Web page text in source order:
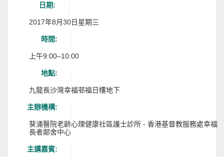
日期:
2017年8月30日星期三
時間:
上午9:00–10:00
地點:
九龍長沙灣幸福邨福日樓地下
主辦機構:
葵涌醫院老齡心理健康社區護士診所 - 香港基督教服務處幸福
長者鄰舍中心
主講嘉賓: